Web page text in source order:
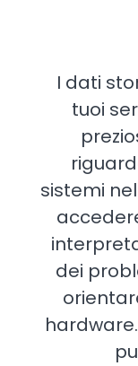
I dati
tuoi
sistemi
dei